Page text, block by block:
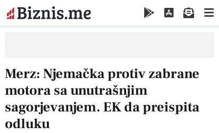
Merz: Njemačka protiv zabrane
motora sa unutrašnjim
sagorjevanjem. EK da preispita
odluku